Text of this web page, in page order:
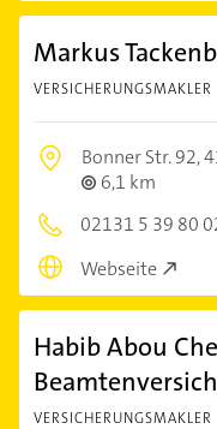
Markus
VERSICHERUNGSMAKLER
Bonner Str. 92,
6,1 km
02131 5 39 80
Webseite
Habib Abou
VERSICHERUNGSMAKLER